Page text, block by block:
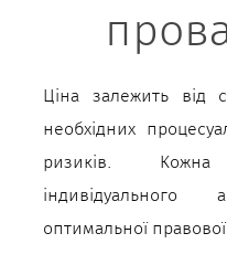
Ціна залежить від
необхідних
ризиків.
оптимальної